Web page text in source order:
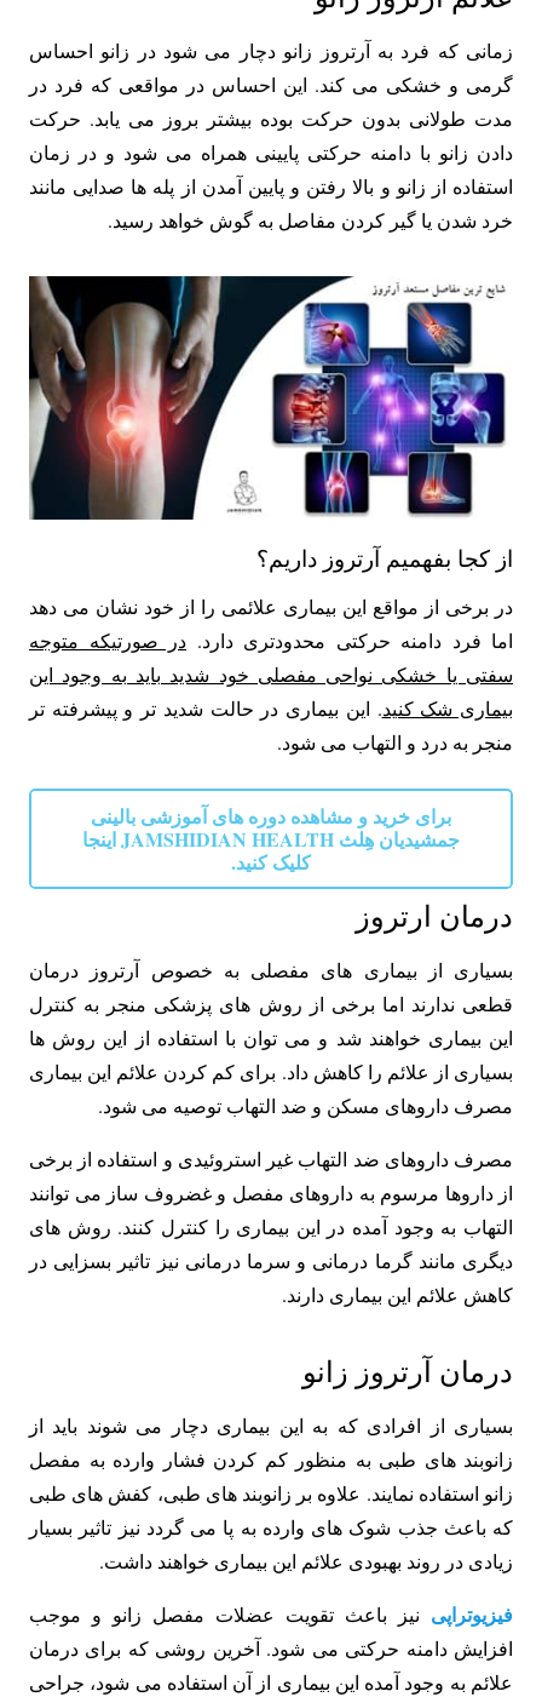
زمانی که فرد به آرتروز زانو دچار می شود در زانو احساس
گرمی و خشکی می کند. این احساس در مواقعی که فرد در
مدت طولانی بدون حرکت بوده بیشتر بروز می یابد. حرکت
دادن زانو با دامنه حرکتی پایینی همراه می شود و در زمان
استفاده از زانو و بالا رفتن و پایین آمدن از پله ها صدایی مانند
خرد شدن یا گیر کردن مفاصل به گوش خواهد رسید.
از کجا بفهمیم آرتروز داریم؟
در برخی از مواقع این بیماری علائمی را از خود نشان می دهد
اما فرد دامنه حرکتی محدودتری دارد. در صورتیکه متوجه
سفتی یا خشکی نواحی مفصلی خود شدید باید به وجود این
بیماری شک کنید. این بیماری در حالت شدید تر و پیشرفته تر
منجر به درد و التهاب می شود.
برای خرید و مشاهده دوره های آموزشی بالینی
جمشیدیان هِلث JAMSHIDIAN HEALTH اینجا
کلیک کنید.
درمان ارتروز
بسیاری از بیماری های مفصلی به خصوص آرتروز درمان
قطعی ندارند اما برخی از روش ‌های پزشکی منجر به کنترل
این بیماری خواهند شد و می ‌توان با استفاده از این روش ها
بسیاری از علائم را کاهش داد. برای کم کردن علائم این بیماری
مصرف داروهای مسکن و ضد التهاب توصیه می‌ شود.
مصرف داروهای ضد التهاب غیر استروئیدی و استفاده از برخی
از داروها مرسوم به داروهای مفصل و غضروف ساز می توانند
التهاب به وجود آمده در این بیماری را کنترل کنند. روش های
دیگری مانند گرما درمانی و سرما درمانی نیز تاثیر بسزایی در
کاهش علائم این بیماری دارند.
درمان آرتروز زانو
بسیاری از افرادی که به این بیماری دچار می شوند باید از
زانوبند های طبی به منظور کم کردن فشار وارده به مفصل
زانو استفاده نمایند. علاوه بر زانوبند های طبی، کفش های طبی
که باعث جذب شوک های وارده به پا می گردد نیز تاثیر بسیار
زیادی در روند بهبودی علائم این بیماری خواهند داشت.
فیزیوتراپی نیز باعث تقویت عضلات مفصل زانو و موجب
افزایش دامنه حرکتی می شود. آخرین روشی که برای درمان
علائم به وجود آمده این بیماری از آن استفاده می شود، جراحی